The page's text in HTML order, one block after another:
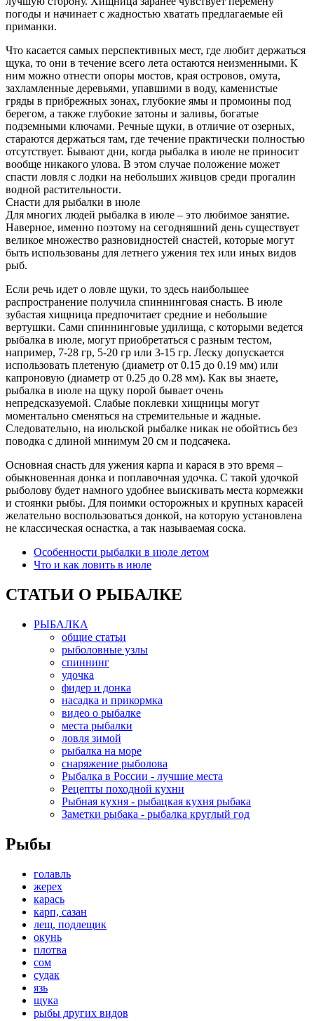
погоды и начинает с жадностью хватать предлагаемые ей
приманки.
Что касается самых перспективных мест, где любит держаться
щука, то они в течение всего лета остаются неизменными. К
ним можно отнести опоры мостов, края островов, омута,
захламленные деревьями, упавшими в воду, каменистые
гряды в прибрежных зонах, глубокие ямы и промоины под
берегом, а также глубокие затоны и заливы, богатые
подземными ключами. Речные щуки, в отличие от озерных,
стараются держаться там, где течение практически полностью
отсутствует. Бывают дни, когда рыбалка в июле не приносит
вообще никакого улова. В этом случае положение может
спасти ловля с лодки на небольших живцов среди прогалин
водной растительности.
Снасти для рыбалки в июле
Для многих людей рыбалка в июле – это любимое занятие.
Наверное, именно поэтому на сегодняшний день существует
великое множество разновидностей снастей, которые могут
быть использованы для летнего ужения тех или иных видов
рыб.
Если речь идет о ловле щуки, то здесь наибольшее
распространение получила спиннинговая снасть. В июле
зубастая хищница предпочитает средние и небольшие
вертушки. Сами спиннинговые удилища, с которыми ведется
рыбалка в июле, могут приобретаться с разным тестом,
например, 7-28 гр, 5-20 гр или 3-15 гр. Леску допускается
использовать плетеную (диаметр от 0.15 до 0.19 мм) или
капроновую (диаметр от 0.25 до 0.28 мм). Как вы знаете,
рыбалка в июле на щуку порой бывает очень
непредсказуемой. Слабые поклевки хищницы могут
моментально сменяться на стремительные и жадные.
Следовательно, на июльской рыбалке никак не обойтись без
поводка с длиной минимум 20 см и подсачека.
Основная снасть для ужения карпа и карася в это время –
обыкновенная донка и поплавочная удочка. С такой удочкой
рыболову будет намного удобнее выискивать места кормежки
и стоянки рыбы. Для поимки осторожных и крупных карасей
желательно воспользоваться донкой, на которую установлена
не классическая оснастка, а так называемая соска.
Особенности рыбалки в июле летом
Что и как ловить в июле
СТАТЬИ О РЫБАЛКЕ
РЫБАЛКА
общие статьи
рыболовные узлы
спиннинг
удочка
фидер и донка
насадка и прикормка
видео о рыбалке
места рыбалки
ловля зимой
рыбалка на море
снаряжение рыболова
Рыбалка в России - лучшие места
Рецепты походной кухни
Рыбная кухня - рыбацкая кухня рыбака
Заметки рыбака - рыбалка круглый год
Рыбы
голавль
жерех
карась
карп, сазан
лещ, подлещик
окунь
плотва
сом
судак
язь
щука
рыбы других видов